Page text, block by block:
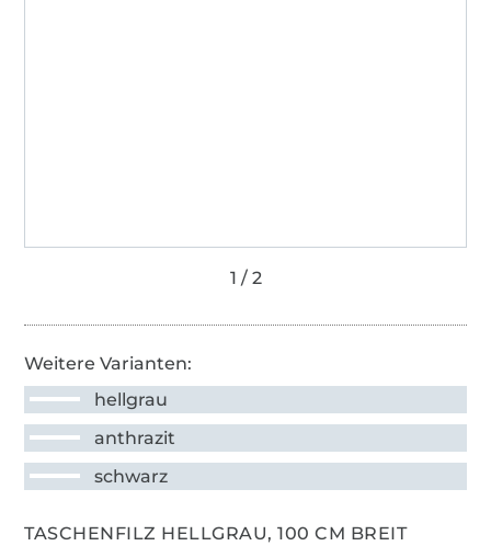
Weitere Varianten:
hellgrau
anthrazit
schwarz
TASCHENFILZ HELLGRAU, 100 CM BREIT